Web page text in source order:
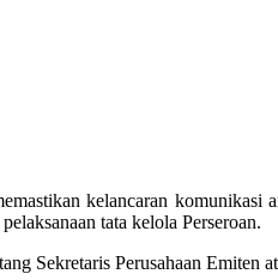
kelancaran komunikasi
tata kelola Perseroan.
Sekretaris Perusahaan Emiten